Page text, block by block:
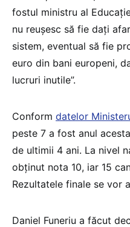
fostul ministru al
nu reușesc să fie dați
sistem, eventual să fie
euro din bani europeni,
lucruri inutile”.
Conform datelor
peste 7 a fost anul
de ultimii 4 ani. La nivel
obținut nota 10, iar 15
Rezultatele finale se vor
Daniel Funeriu a făcut